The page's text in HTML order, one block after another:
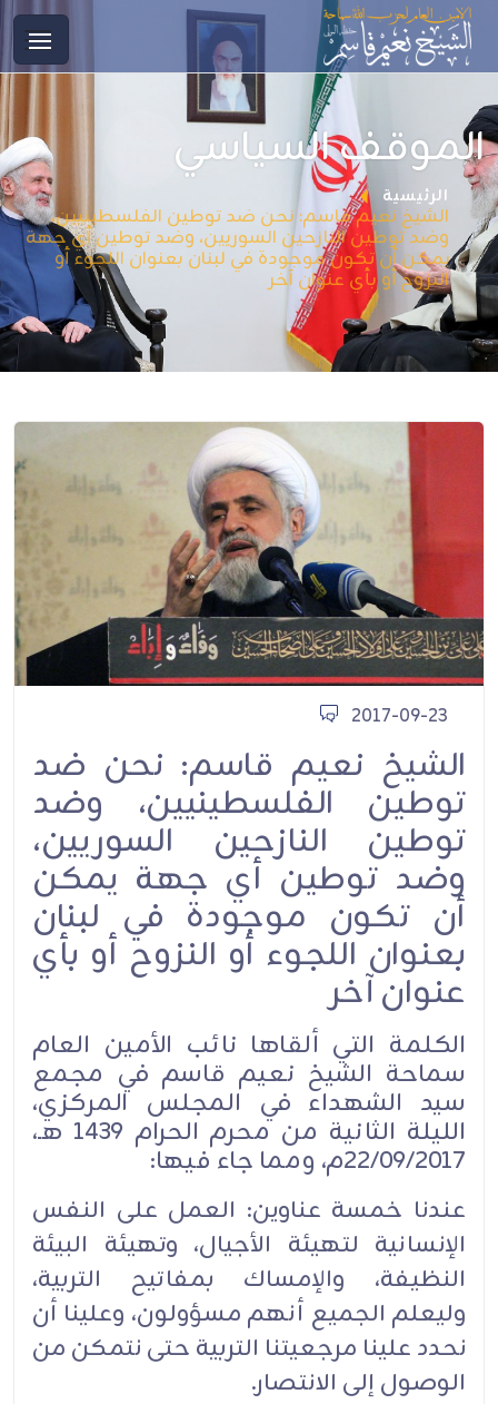
الموقف السياسي
الرئيسية
الشيخ نعيم قاسم: نحن ضد توطين الفلسطينيين،
وضد توطين النازحين السوريين، وضد توطين أي جهة
يمكن أن تكون موجودة في لبنان بعنوان اللجوء أو
النزوح أو بأي عنوان آخر
2017-09-23
الشيخ نعيم قاسم: نحن ضد
توطين الفلسطينيين، وضد
توطين النازحين السوريين،
وضد توطين أي جهة يمكن
أن تكون موجودة في لبنان
بعنوان اللجوء أو النزوح أو بأي
عنوان آخر
الكلمة التي ألقاها نائب الأمين العام
سماحة الشيخ نعيم قاسم في مجمع
سيد الشهداء في المجلس المركزي،
الليلة الثانية من محرم الحرام 1439 هـ،
22/09/2017م، ومما جاء فيها:
عندنا خمسة عناوين: العمل على النفس
الإنسانية لتهيئة الأجيال، وتهيئة البيئة
النظيفة، والإمساك بمفاتيح التربية،
وليعلم الجميع أنهم مسؤولون، وعلينا أن
نحدد علينا مرجعيتنا التربية حتى نتمكن من
الوصول إلى الانتصار.